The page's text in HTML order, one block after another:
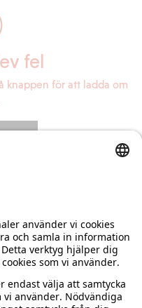
fel
knappen för att ladda om